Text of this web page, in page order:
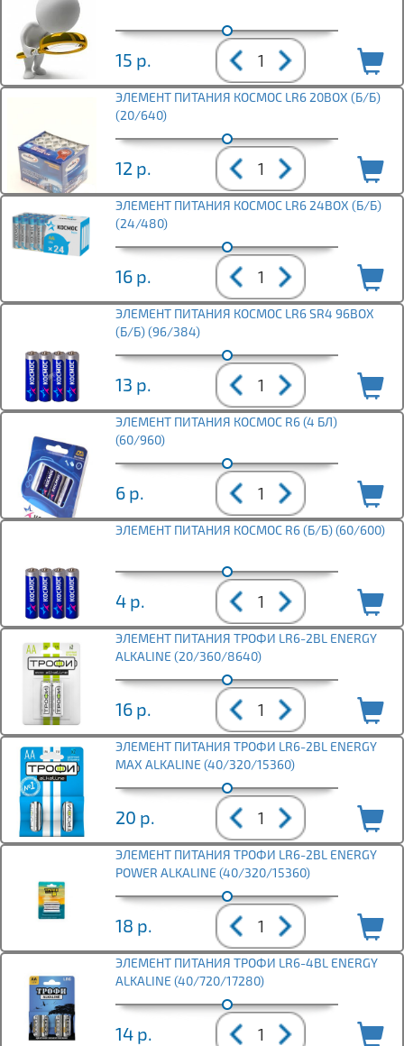
15 р.
ЭЛЕМЕНТ ПИТАНИЯ КОСМОС LR6 20BOX (Б/Б)
(20/640)
12 р.
ЭЛЕМЕНТ ПИТАНИЯ КОСМОС LR6 24BOX (Б/Б)
(24/480)
16 р.
ЭЛЕМЕНТ ПИТАНИЯ КОСМОС LR6 SR4 96BOX
(Б/Б) (96/384)
13 р.
ЭЛЕМЕНТ ПИТАНИЯ КОСМОС R6 (4 БЛ)
(60/960)
6 р.
ЭЛЕМЕНТ ПИТАНИЯ КОСМОС R6 (Б/Б) (60/600)
4 р.
ЭЛЕМЕНТ ПИТАНИЯ ТРОФИ LR6-2BL ENERGY
ALKALINE (20/360/8640)
16 р.
ЭЛЕМЕНТ ПИТАНИЯ ТРОФИ LR6-2BL ENERGY
MAX ALKALINE (40/320/15360)
20 р.
ЭЛЕМЕНТ ПИТАНИЯ ТРОФИ LR6-2BL ENERGY
POWER ALKALINE (40/320/15360)
18 р.
ЭЛЕМЕНТ ПИТАНИЯ ТРОФИ LR6-4BL ENERGY
ALKALINE (40/720/17280)
14 р.